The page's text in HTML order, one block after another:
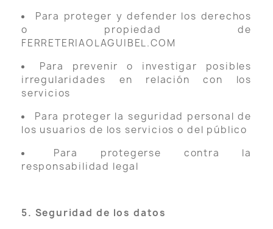
Para proteger y defender los derechos
o propiedad de
FERRETERIAOLAGUIBEL.COM
Para prevenir o investigar posibles
irregularidades en relación con los
servicios
Para proteger la seguridad personal de
los usuarios de los servicios o del público
Para protegerse contra la
responsabilidad legal
5. Seguridad de los datos